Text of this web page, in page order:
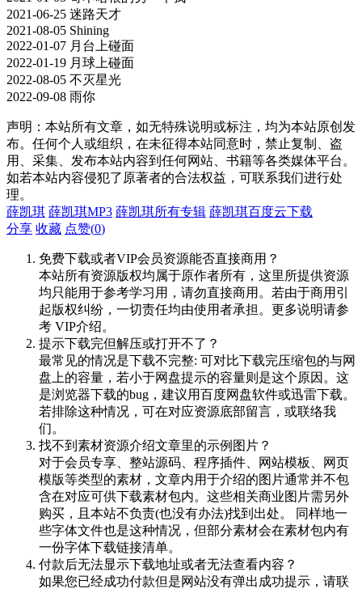
2021-06-25 迷路天才
2021-08-05 Shining
2022-01-07 月台上碰面
2022-01-19 月球上碰面
2022-08-05 不灭星光
2022-09-08 雨你
声明：本站所有文章，如无特殊说明或标注，均为本站原创发
布。任何个人或组织，在未征得本站同意时，禁止复制、盗
用、采集、发布本站内容到任何网站、书籍等各类媒体平台。
如若本站内容侵犯了原著者的合法权益，可联系我们进行处
理。
薛凯琪 薛凯琪MP3 薛凯琪所有专辑 薛凯琪百度云下载
分享 收藏 点赞(0)
免费下载或者VIP会员资源能否直接商用？
本站所有资源版权均属于原作者所有，这里所提供资源
均只能用于参考学习用，请勿直接商用。若由于商用引
起版权纠纷，一切责任均由使用者承担。更多说明请参
考 VIP介绍。
提示下载完但解压或打开不了？
最常见的情况是下载不完整: 可对比下载完压缩包的与网
盘上的容量，若小于网盘提示的容量则是这个原因。这
是浏览器下载的bug，建议用百度网盘软件或迅雷下载。
若排除这种情况，可在对应资源底部留言，或联络我
们。
找不到素材资源介绍文章里的示例图片？
对于会员专享、整站源码、程序插件、网站模板、网页
模版等类型的素材，文章内用于介绍的图片通常并不包
含在对应可供下载素材包内。这些相关商业图片需另外
购买，且本站不负责(也没有办法)找到出处。 同样地一
些字体文件也是这种情况，但部分素材会在素材包内有
一份字体下载链接清单。
付款后无法显示下载地址或者无法查看内容？
如果您已经成功付款但是网站没有弹出成功提示，请联